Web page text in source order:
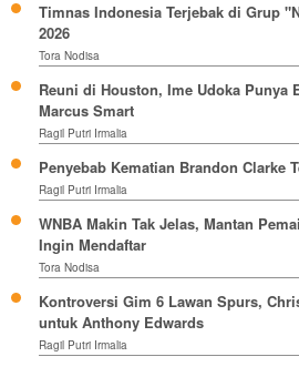
Timnas Indonesia Terjebak di Grup
2026
Tora Nodisa
Reuni di Houston, Ime Udoka Punya
Marcus Smart
Ragil Putri Irmalia
Penyebab Kematian Brandon Clarke
Ragil Putri Irmalia
WNBA Makin Tak Jelas, Mantan
Ingin Mendaftar
Tora Nodisa
Kontroversi Gim 6 Lawan Spurs,
untuk Anthony Edwards
Ragil Putri Irmalia